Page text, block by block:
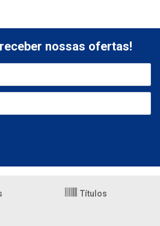
nossas ofertas!
Títulos